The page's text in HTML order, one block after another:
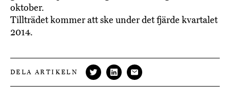
oktober.
Tillträdet kommer att ske under det fjärde kvartalet
2014.
DELA ARTIKELN